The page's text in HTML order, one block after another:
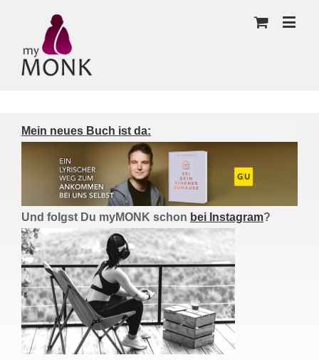
Mein neues Buch ist da:
Und folgst Du myMONK schon bei Instagram?